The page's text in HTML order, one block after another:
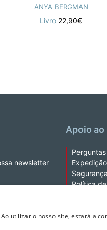
ANYA BERGMAN
Livro 22,90€
newsletter
Apoio
Segurança
Política
utilizar o nosso site, estará a